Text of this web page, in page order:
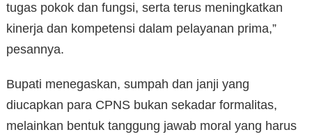
tugas pokok dan fungsi, serta terus meningkatkan
kinerja dan kompetensi dalam pelayanan prima,”
pesannya.
Bupati menegaskan, sumpah dan janji yang
diucapkan para CPNS bukan sekadar formalitas,
melainkan bentuk tanggung jawab moral yang harus